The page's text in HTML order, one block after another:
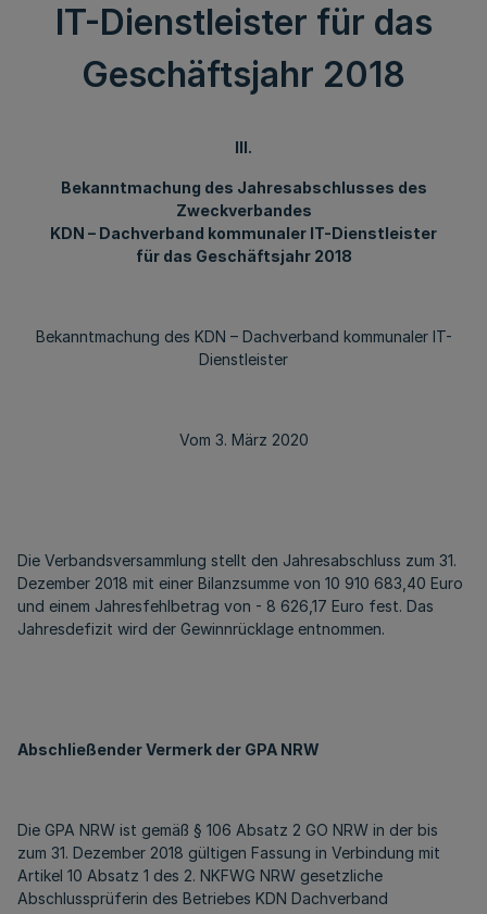
IT-Dienstleister für das
Geschäftsjahr 2018
III.
Bekanntmachung des Jahresabschlusses des
Zweckverbandes
KDN – Dachverband kommunaler IT-Dienstleister
für das Geschäftsjahr 2018
Bekanntmachung des KDN – Dachverband kommunaler IT-
Dienstleister
Vom 3. März 2020
Die Verbandsversammlung stellt den Jahresabschluss zum 31.
Dezember 2018 mit einer Bilanzsumme von 10 910 683,40 Euro
und einem Jahresfehlbetrag von - 8 626,17 Euro fest. Das
Jahresdefizit wird der Gewinnrücklage entnommen.
Abschließender Vermerk der GPA NRW
Die GPA NRW ist gemäß § 106 Absatz 2 GO NRW in der bis
zum 31. Dezember 2018 gültigen Fassung in Verbindung mit
Artikel 10 Absatz 1 des 2. NKFWG NRW gesetzliche
Abschlussprüferin des Betriebes KDN Dachverband